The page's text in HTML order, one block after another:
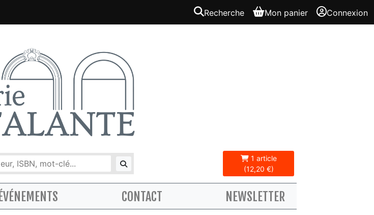
Recherche Mon panier Connexion
1 article
(12,20 €)
ÉVÉNEMENTS CONTACT NEWSLETTER